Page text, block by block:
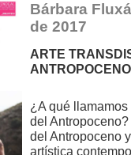
Bárbara
de 2017
ARTE
ANTROPOCENO
¿A qué
del
del Antropoceno
artística